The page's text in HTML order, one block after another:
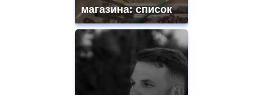
магазина: список